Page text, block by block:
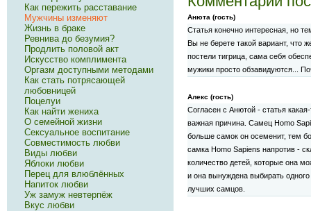
Анюта (гость)
Статья конечно интересная, но
Вы не берете такой вариант, что
постели тигрица, сама себя
мужики просто обзавидуются...
Алекс (гость)
Согласен с Анютой - статья
важная причина. Самец Homo
больше самок он осеменит, тем
самка Homo Sapiens напротив -
количество детей, которые она
и она вынуждена выбирать
лучших самцов.
Как пережить расставание
Мужчины изменяют
Жизнь в браке
Ревнива до безумия?
Продлить половой акт
Искусство комплимента
Оргазм доступными методами
Как стать потрясающей
любовницей
Поцелуи
Как найти жениха
О семейной жизни
Сексуальное воспитание
Совместимость любви
Виды любви
Яблоки любви
Перец для влюблённых
Напиток любви
Уж замуж невтерпёж
Вкус любви